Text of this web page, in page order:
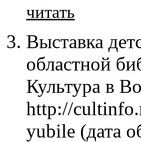
читать
Выставка
областной
Культура в
http://
yubile (дата